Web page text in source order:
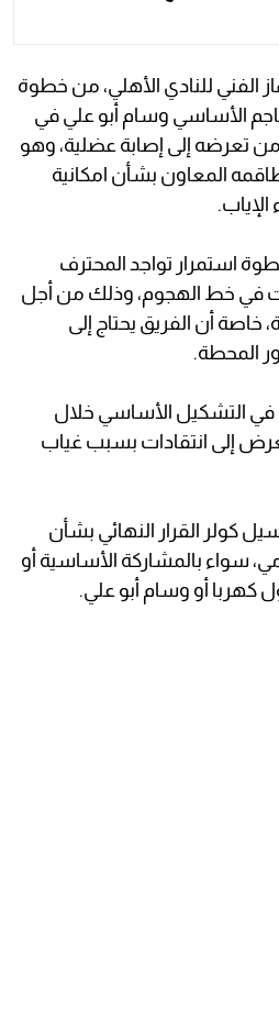
الفني للنادي الأهلي، من خطوة
الأساسي وسام أبو علي في
تعرضه إلى إصابة عضلية، وهو
المعاون بشأن امكانية
استمرار تواجد المحترف
في خط الهجوم، وذلك من أجل
خاصة أن الفريق يحتاج إلى
المحطة.
التشكيل الأساسي خلال
إلى انتقادات بسبب غياب
كولر القرار النهائي بشأن
سواء بالمشاركة الأساسية أو
كهربا أو وسام أبو علي.